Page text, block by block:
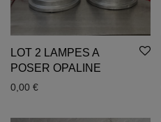
LOT 2 LAMPES A
POSER OPALINE
0,00 €